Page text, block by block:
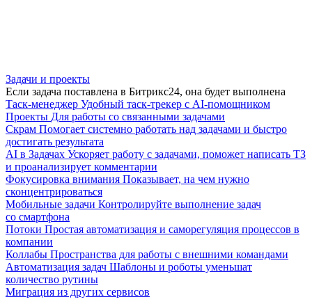
Задачи и проекты
Если задача поставлена в Битрикс24, она будет выполнена
Таск-менеджер Удобный таск-трекер с AI-помощником
Проекты Для работы со связанными задачами
Скрам Помогает системно работать над задачами и быстро
достигать результата
AI в Задачах Ускоряет работу с задачами, поможет написать ТЗ
и проанализирует комментарии
Фокусировка внимания Показывает, на чем нужно
сконцентрироваться
Мобильные задачи Контролируйте выполнение задач
со смартфона
Потоки Простая автоматизация и саморегуляция процессов в
компании
Коллабы Пространства для работы с внешними командами
Автоматизация задач Шаблоны и роботы уменьшат
количество рутины
Миграция из других сервисов